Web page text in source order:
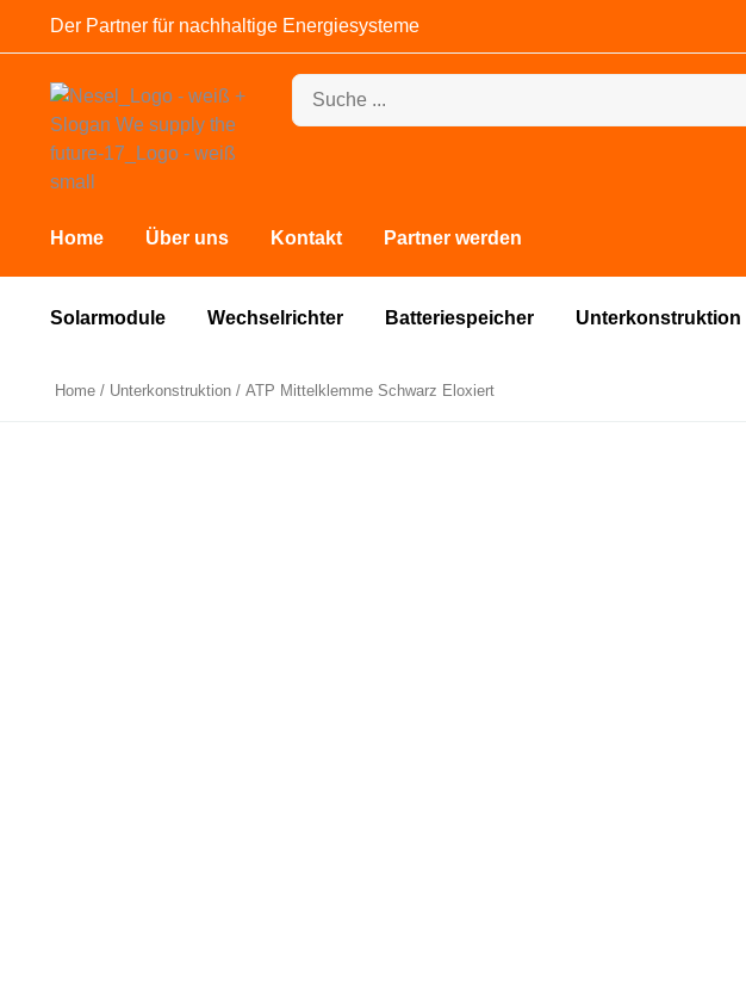
Der Partner für nachhaltige Energiesysteme
Home Über uns Kontakt Partner werden
Solarmodule Wechselrichter Batteriespeicher Unterkonstruktion
Home / Unterkonstruktion / ATP Mittelklemme Schwarz Eloxiert